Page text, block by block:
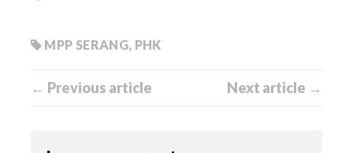
MPP SERANG, PHK
← Previous article Next article →